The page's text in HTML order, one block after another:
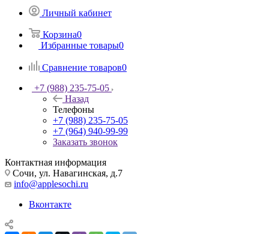
Личный кабинет
Корзина0
Избранные товары0
Сравнение товаров0
+7 (988) 235-75-05
Назад
Телефоны
+7 (988) 235-75-05
+7 (964) 940-99-99
Заказать звонок
Контактная информация
Сочи, ул. Навагинская, д.7
info@applesochi.ru
Вконтакте